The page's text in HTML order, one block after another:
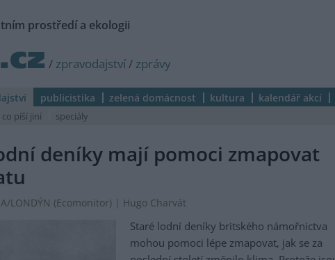
prostředí a ekologii
/ zpravodajství/ zprávy
publicistika zelená domácnost kultura kalendář akcí
co píší jiní speciály
deníky mají pomoci zmapovat
LONDÝN (Ecomonitor) | Hugo Charvát
Staré lodní deníky britského námořnictva
mohou pomoci lépe zmapovat, jak se za